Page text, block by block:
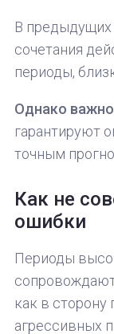
В
сочетания
периоды,
Однако
гарантируют
точным
Как не
ошибки
Периоды
как в сторону
агрессивных